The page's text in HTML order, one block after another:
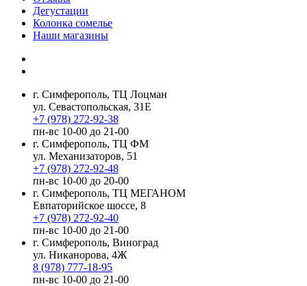
Дегустации
Колонка сомелье
Наши магазины
г. Симферополь, ТЦ Лоцман
ул. Севастопольская, 31Е
+7 (978) 272-92-38
пн-вс 10-00 до 21-00
г. Симферополь, ТЦ ФМ
ул. Механизаторов, 51
+7 (978) 272-92-48
пн-вс 10-00 до 20-00
г. Симферополь, ТЦ МЕГАНОМ
Евпаторийское шоссе, 8
+7 (978) 272-92-40
пн-вс 10-00 до 21-00
г. Симферополь, Виноград
ул. Никанорова, 4Ж
8 (978) 777-18-95
пн-вс 10-00 до 21-00